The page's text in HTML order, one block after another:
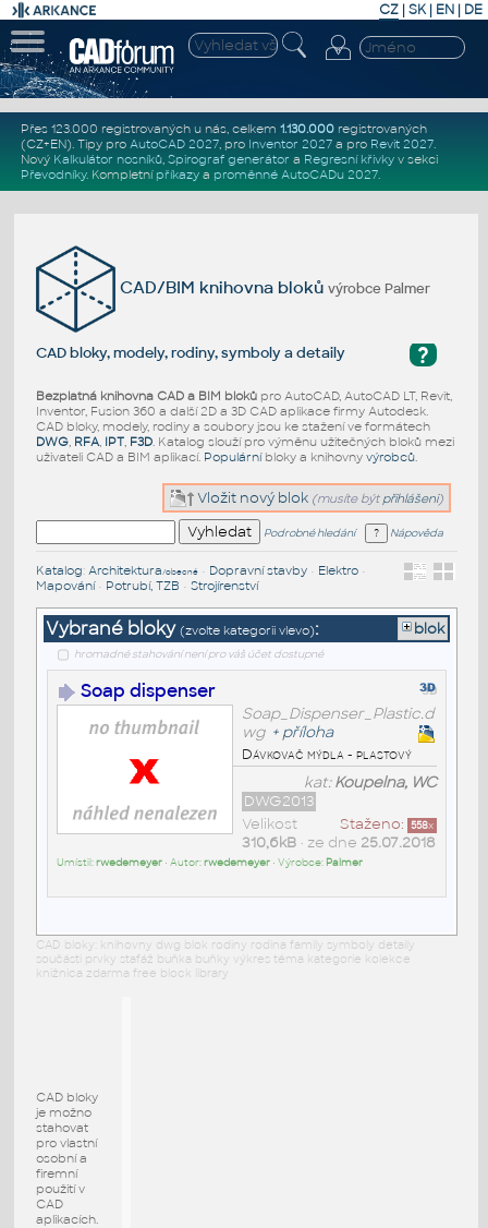
CZ | SK| EN | DE
Přes 123.000 registrovaných u nás, celkem 1.130.000registrovaných
(CZ+EN). Tipy pro AutoCAD 2027, pro Inventor 2027a pro Revit 2027.
Nový Kalkulátor nosníků, Spirograf generátor a Regresní křivkyv sekci
Převodníky. Kompletní příkazya proměnné AutoCADu 2027.
CAD/BIM knihovna blokůvýrobce Palmer
?
CAD bloky, modely, rodiny, symboly a detaily
Bezplatná knihovna CAD a BIM blokůpro AutoCAD, AutoCAD LT, Revit,
Inventor, Fusion 360 a další 2D a 3D CAD aplikace firmy Autodesk.
CAD bloky, modely, rodiny a soubory jsou ke stažení ve formátech
DWG, RFA, IPT, F3D. Katalog slouží pro výměnu užitečných bloků mezi
uživateli CAD a BIM aplikací. Populárníbloky a knihovny výrobců.
Vložit nový blok (musíte být přihlášeni)
Podrobné hledání Nápověda
Katalog: Architektura/obecné• Dopravní stavby• Elektro•
Mapování• Potrubí, TZB • Strojírenství
Vybrané bloky (zvolte kategorii vlevo): blok
hromadné stahování není pro váš účet dostupné
Soap dispenser
Soap_Dispenser_Plastic.d
wg + příloha
Dávkovač mýdla - plastový
kat:Koupelna, WC
DWG2013
Staženo: 558x
Velikost
310,6kB• ze dne 25.07.2018
Umístil:rwedemeyer• Autor:rwedemeyer• Výrobce: Palmer
CAD bloky: knihovny dwg blok rodiny rodina family symboly detaily
součásti prvky stafáž buňka buňky výkres téma kategorie kolekce
knižnica zdarma free block library
CAD bloky
je možno
stahovat
pro vlastní
osobní a
firemní
použití v
CAD
aplikacích.